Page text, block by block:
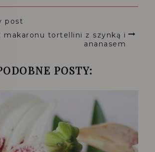
post
makaronu tortellini z szynką i
ananasem
POSTY: